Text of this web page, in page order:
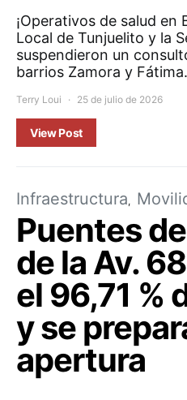
¡Operativos de salud en
Local de Tunjuelito y la
suspendieron un
barrios Zamora y Fátima.
Terry Loui 25 de julio de 2026
View Post
Infraestructura
Puentes
de la Av.
el 96,71 %
y se
apertura